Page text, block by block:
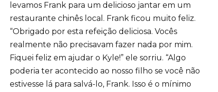
levamos Frank para um delicioso jantar em um
restaurante chinês local. Frank ficou muito feliz.
“Obrigado por esta refeição deliciosa. Vocês
realmente não precisavam fazer nada por mim.
Fiquei feliz em ajudar o Kyle!” ele sorriu. “Algo
poderia ter acontecido ao nosso filho se você não
estivesse lá para salvá-lo, Frank. Isso é o mínimo